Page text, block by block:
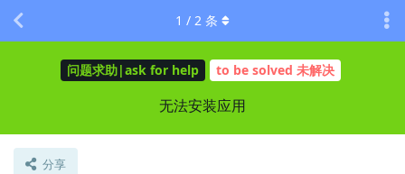
问题求助|ask for help to be solved 未解决
无法安装应用
分享
1 / 2 条